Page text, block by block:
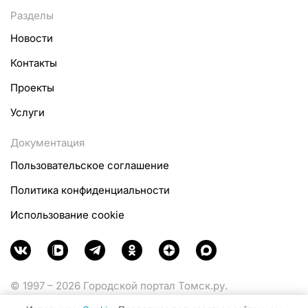
Разделы
Новости
Контакты
Проекты
Услуги
Документация
Пользовательское соглашение
Политика конфиденциальности
Использование cookie
© 1997 – 2026 Городской портал Томск.ру.